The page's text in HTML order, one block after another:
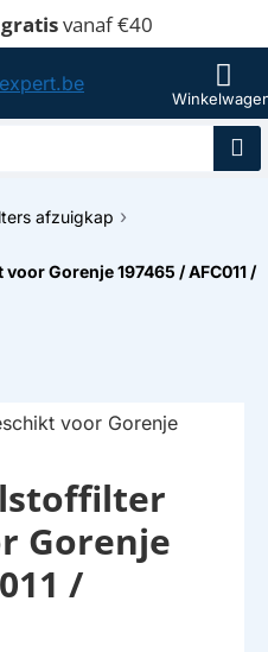
gratisvanaf €40
afzuigkap
Gorenje 197465 / AFC011 /
Gorenje
/